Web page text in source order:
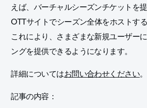
えば、バーチャルシーズンチケットを
OTTサイトでシーズン全体をホストす
これにより、さまざまな新規ユーザー
ングを提供できるようになります。
詳細についてはお問い合わせください。
記事の内容：